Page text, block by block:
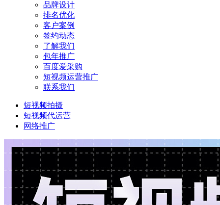
品牌设计
排名优化
客户案例
签约动态
了解我们
包年推广
百度爱采购
短视频运营推广
联系我们
短视频拍摄
短视频代运营
网络推广